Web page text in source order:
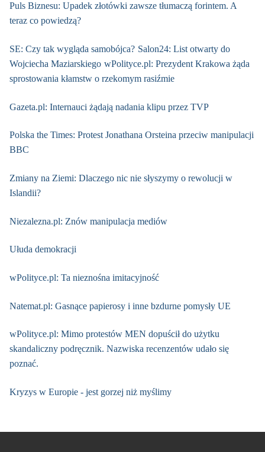
Puls Biznesu: Upadek złotówki zawsze tłumaczą forintem. A
teraz co powiedzą?
SE: Czy tak wygląda samobójca? Salon24: List otwarty do
Wojciecha Maziarskiego wPolityce.pl: Prezydent Krakowa żąda
sprostowania kłamstw o rzekomym rasiźmie
Gazeta.pl: Internauci żądają nadania klipu przez TVP
Polska the Times: Protest Jonathana Orsteina przeciw manipulacji
BBC
Zmiany na Ziemi: Dlaczego nic nie słyszymy o rewolucji w
Islandii?
Niezalezna.pl: Znów manipulacja mediów
Ułuda demokracji
wPolityce.pl: Ta nieznośna imitacyjność
Natemat.pl: Gasnące papierosy i inne bzdurne pomysły UE
wPolityce.pl: Mimo protestów MEN dopuścił do użytku
skandaliczny podręcznik. Nazwiska recenzentów udało się
poznać.
Kryzys w Europie - jest gorzej niż myślimy